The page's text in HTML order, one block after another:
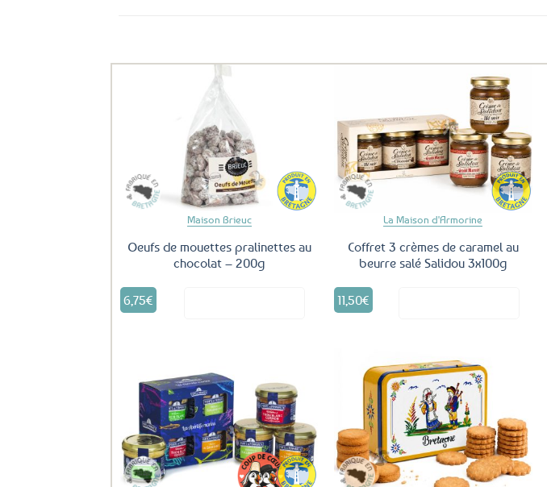
Maison Brieuc
Oeufs de mouettes pralinettes au
chocolat – 200g
6,75€
Ajouter
aux
favoris
La Maison d'Armorine
Coffret 3 crèmes de caramel au
beurre salé Salidou 3x100g
11,50€
Ajouter
aux
favoris
aux
favoris